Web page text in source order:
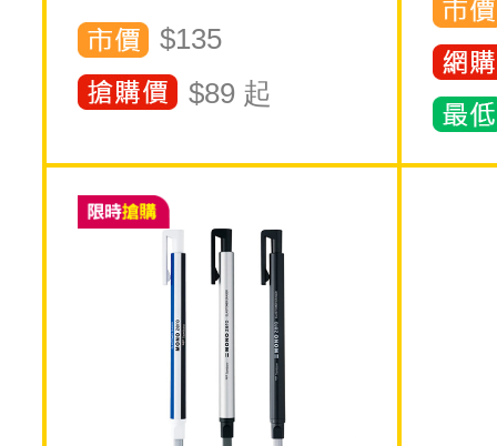
$135
$89 起